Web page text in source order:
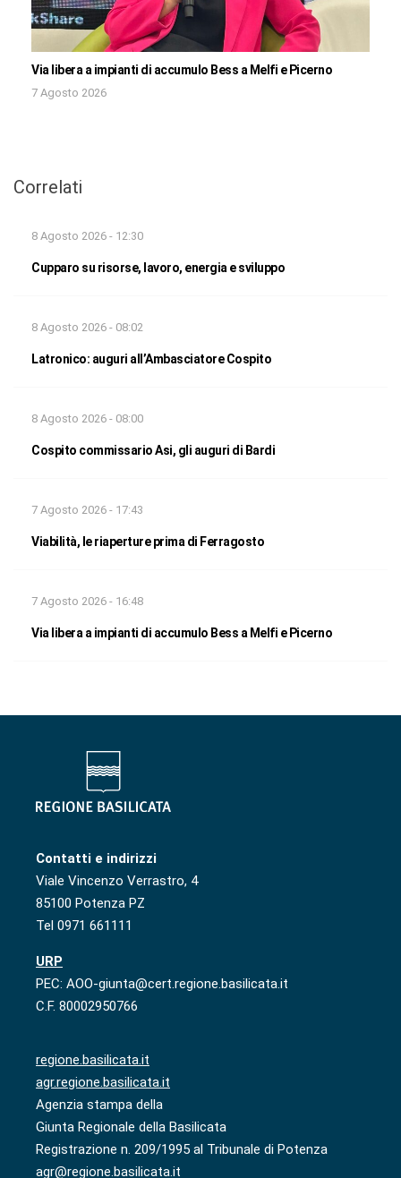
Via libera a impianti di accumulo Bess a Melfi e Picerno
7 Agosto 2026
Correlati
8 Agosto 2026 - 12:30
Cupparo su risorse, lavoro, energia e sviluppo
8 Agosto 2026 - 08:02
Latronico: auguri all’Ambasciatore Cospito
8 Agosto 2026 - 08:00
Cospito commissario Asi, gli auguri di Bardi
7 Agosto 2026 - 17:43
Viabilità, le riaperture prima di Ferragosto
7 Agosto 2026 - 16:48
Via libera a impianti di accumulo Bess a Melfi e Picerno
Contatti e indirizzi
Viale Vincenzo Verrastro, 4
85100 Potenza PZ
Tel 0971 661111
URP
PEC: AOO-giunta@cert.regione.basilicata.it
C.F. 80002950766
regione.basilicata.it
agr.regione.basilicata.it
Agenzia stampa della
Giunta Regionale della Basilicata
Registrazione n. 209/1995 al Tribunale di Potenza
agr@regione.basilicata.it